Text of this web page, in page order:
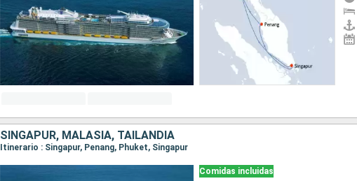
SINGAPUR, MALASIA, TAILANDIA
Itinerario : Singapur, Penang, Phuket, Singapur
Comidas incluidas